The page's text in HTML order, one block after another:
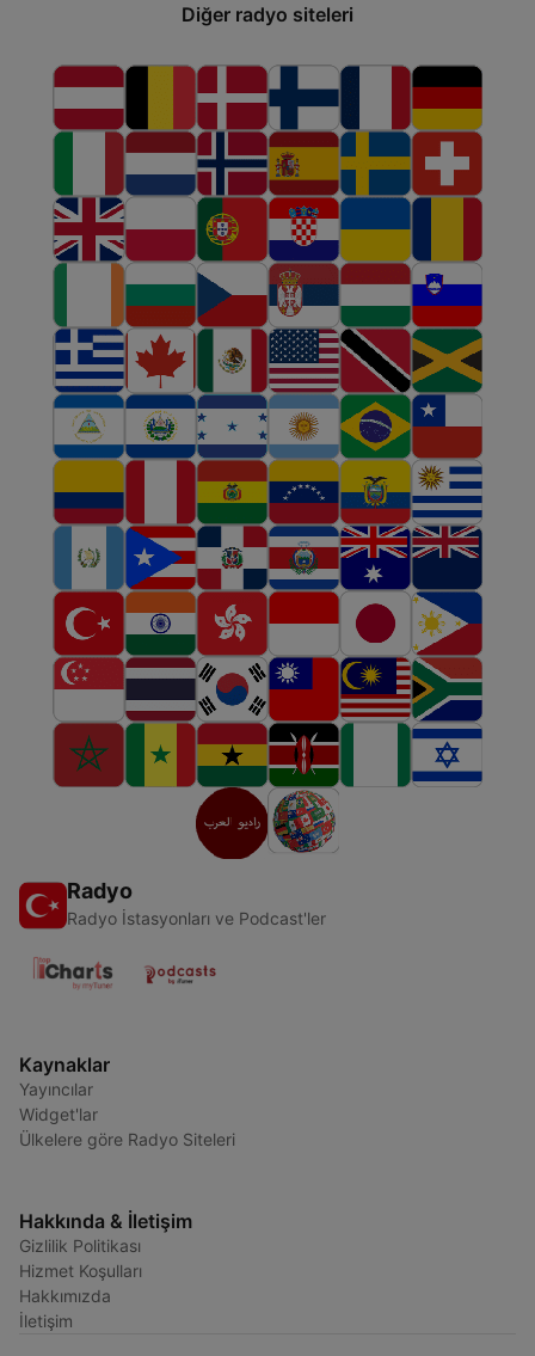
Diğer radyo siteleri
Radyo
Radyo İstasyonları ve Podcast'ler
Kaynaklar
Yayıncılar
Widget'lar
Ülkelere göre Radyo Siteleri
Hakkında & İletişim
Gizlilik Politikası
Hizmet Koşulları
Hakkımızda
İletişim